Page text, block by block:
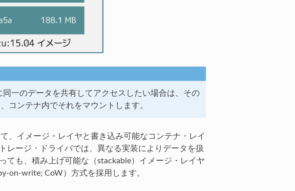
一のデータを共有してアクセスしたい場合は、その
コンテナ内でそれをマウントします。
、イメージ・レイヤと書き込み可能なコンテナ・レイ
レージ・ドライバでは、異なる実装によりデータを扱
ても、積み上げ可能な（stackable）イメージ・レイヤ
on-write; CoW）方式を採用します。